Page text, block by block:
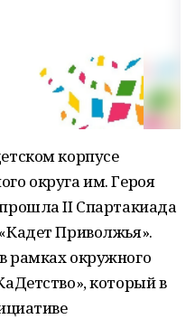
корпусе
округа им. Героя
II Спартакиада
Приволжья».
рамках окружного
который в